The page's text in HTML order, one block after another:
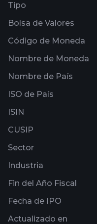
Tipo
Bolsa de Valores
Código de Moneda
Nombre de Moneda
Nombre de País
ISO de País
ISIN
CUSIP
Sector
Industria
Fin del Año Fiscal
Fecha de IPO
Actualizado en